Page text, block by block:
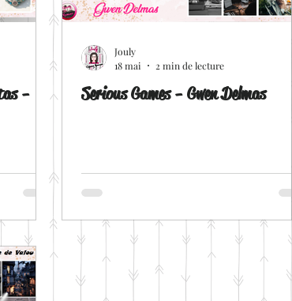
-
Serious Games - Gwen Delmas
Jouly
18 mai
2 min de lecture